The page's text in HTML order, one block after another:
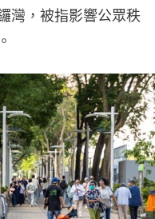
灣，被指影響公眾秩